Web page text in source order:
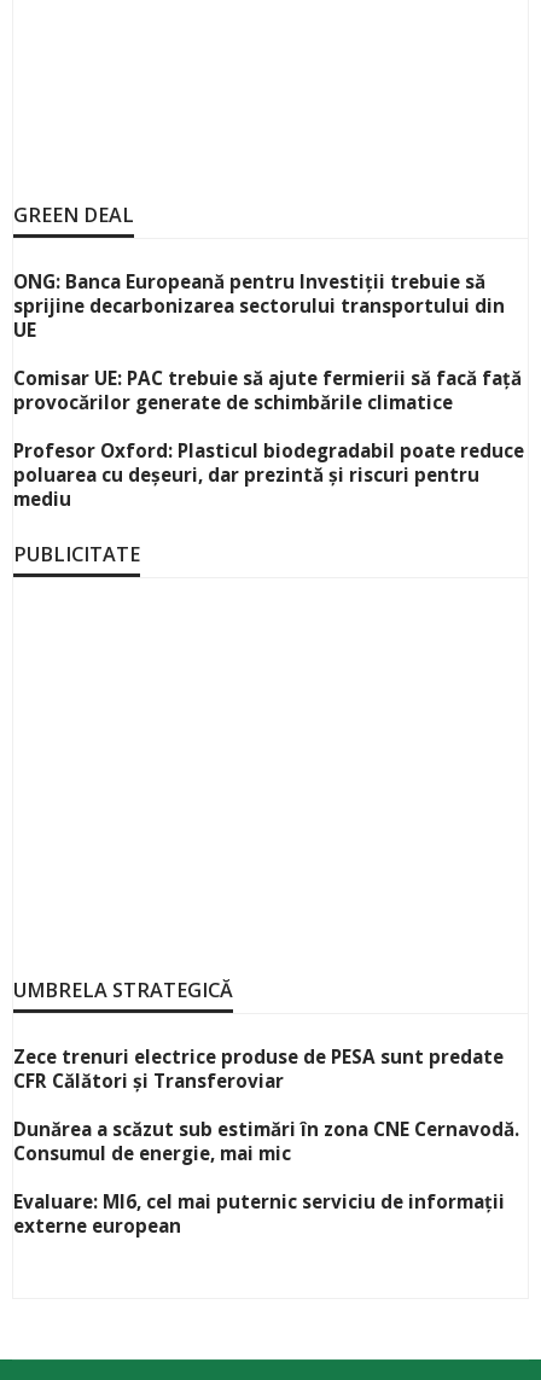
GREEN DEAL
ONG: Banca Europeană pentru Investiții trebuie să
sprijine decarbonizarea sectorului transportului din
UE
Comisar UE: PAC trebuie să ajute fermierii să facă față
provocărilor generate de schimbările climatice
Profesor Oxford: Plasticul biodegradabil poate reduce
poluarea cu deșeuri, dar prezintă și riscuri pentru
mediu
PUBLICITATE
UMBRELA STRATEGICĂ
Zece trenuri electrice produse de PESA sunt predate
CFR Călători și Transferoviar
Dunărea a scăzut sub estimări în zona CNE Cernavodă.
Consumul de energie, mai mic
Evaluare: MI6, cel mai puternic serviciu de informații
externe european